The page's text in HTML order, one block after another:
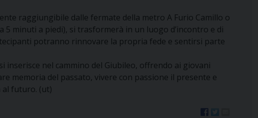
raggiungibile dalle fermate della metro A Furio Camillo o
5 minuti a piedi), si trasformerà in un luogo d’incontro e di
potranno rinnovare la propria fede e sentirsi parte
inserisce nel cammino del Giubileo, offrendo ai giovani
memoria del passato, vivere con passione il presente e
al futuro. (ut)